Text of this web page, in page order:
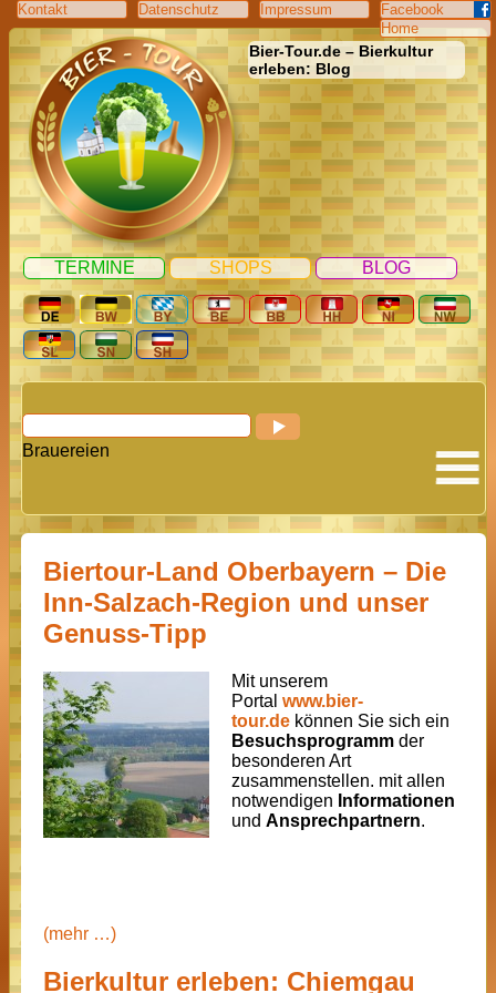
Facebook
Impressum
Datenschutz
Kontakt
Home
Bier-Tour.de – Bierkultur
erleben: Blog
TERMINE SHOPS BLOG
Biertour-Land Oberbayern – Die
Inn-Salzach-Region und unser
Genuss-Tipp
Mit unserem
Portalwww.bier-
tour.de können Sie sich ein
Besuchsprogramm der
besonderen Art
zusammenstellen. mit allen
notwendigen Informationen
undAnsprechpartnern.
(mehr …)
Bierkultur erleben: Chiemgau